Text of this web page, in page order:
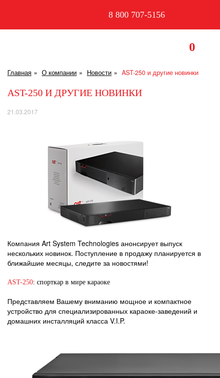
8 800 707-5156
0
Главная О компании Новости AST-250 и другие новинки
AST-250 И ДРУГИЕ НОВИНКИ
21.03.2017
Компания Art System Technologies анонсирует выпуск
нескольких новинок. Поступление в продажу планируется в
ближайшие месяцы, следите за новостями!
AST-250: спорткар в мире караоке
Представляем Вашему вниманию мощное и компактное
устройство для специализированных караоке-заведений и
домашних инсталляций класса V.I.P.